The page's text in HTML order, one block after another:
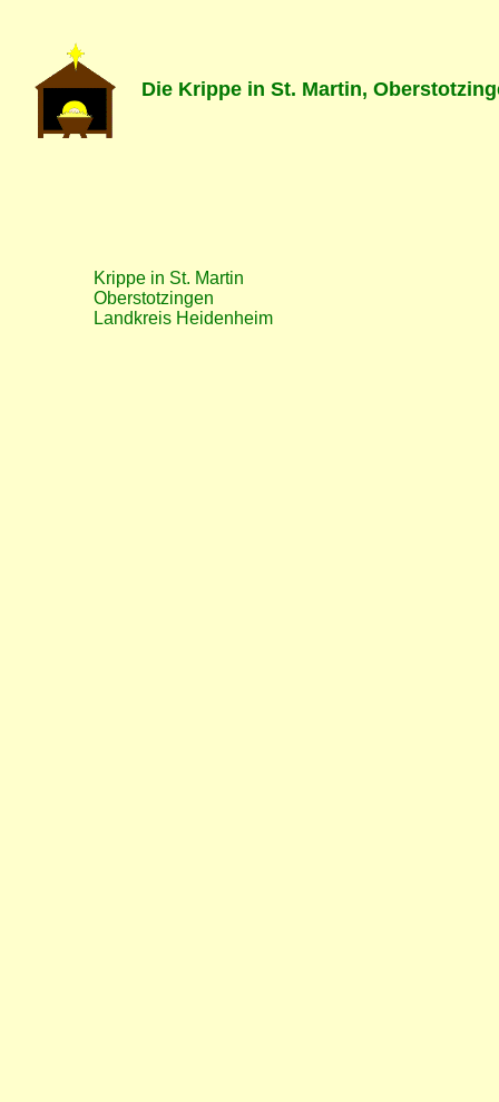
Die Krippe in St. Martin,
Krippe in St. Martin
Oberstotzingen
Landkreis Heidenheim